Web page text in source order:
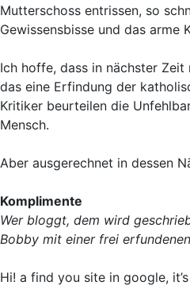
Mutterschoss entrissen, so
Gewissensbisse und das arme
Ich hoffe, dass in nächster
das eine Erfindung der
Kritiker beurteilen die
Mensch.
Aber ausgerechnet in dessen
Komplimente
Wer bloggt, dem wird
Bobby mit einer frei
Hi! a find you site in google,